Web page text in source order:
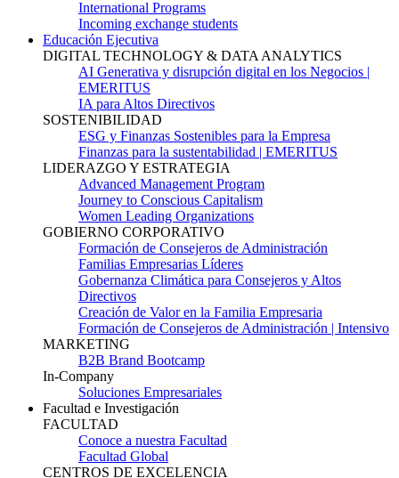
International Programs
Incoming exchange students
Educación Ejecutiva
DIGITAL TECHNOLOGY & DATA ANALYTICS
AI Generativa y disrupción digital en los Negocios |
EMERITUS
IA para Altos Directivos
SOSTENIBILIDAD
ESG y Finanzas Sostenibles para la Empresa
Finanzas para la sustentabilidad | EMERITUS
LIDERAZGO Y ESTRATEGIA
Advanced Management Program
Journey to Conscious Capitalism
Women Leading Organizations
GOBIERNO CORPORATIVO
Formación de Consejeros de Administración
Familias Empresarias Líderes
Gobernanza Climática para Consejeros y Altos
Directivos
Creación de Valor en la Familia Empresaria
Formación de Consejeros de Administración | Intensivo
MARKETING
B2B Brand Bootcamp
In-Company
Soluciones Empresariales
Facultad e Investigación
FACULTAD
Conoce a nuestra Facultad
Facultad Global
CENTROS DE EXCELENCIA